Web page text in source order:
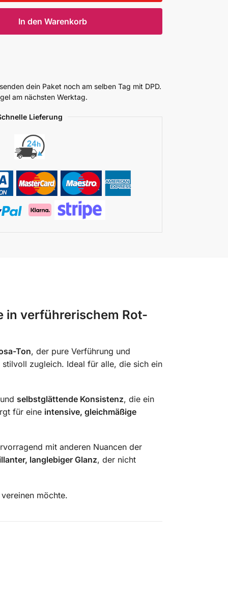
In den Warenkorb
dein Paket noch am selben Tag mit DPD.
am nächsten Werktag.
Lieferung
in verführerischem Rot-
Ton, der pure Verführung und
zugleich. Ideal für alle, die sich ein
selbstglättende Konsistenz, die ein
für eine intensive, gleichmäßige
mit anderen Nuancen der
langlebiger Glanz, der nicht
möchte.